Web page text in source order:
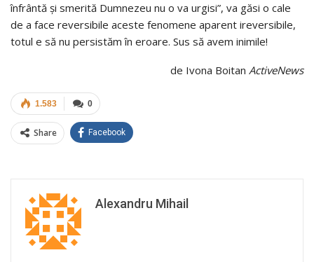
înfrântă și smerită Dumnezeu nu o va urgisi”, va găsi o cale
de a face reversibile aceste fenomene aparent ireversibile,
totul e să nu persistăm în eroare. Sus să avem inimile!
de Ivona Boitan ActiveNews
0
1.583
Share Facebook
Alexandru Mihail